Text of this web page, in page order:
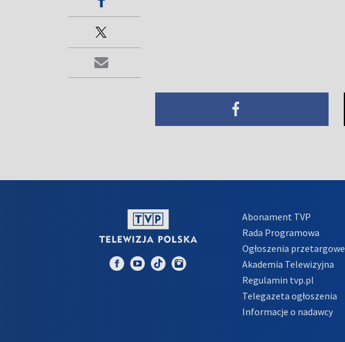
Abonament TVP
Rada Programowa
Ogłoszenia przetargowe
Akademia Telewizyjna
Regulamin tvp.pl
Telegazeta ogłoszenia
Informacje o nadawcy